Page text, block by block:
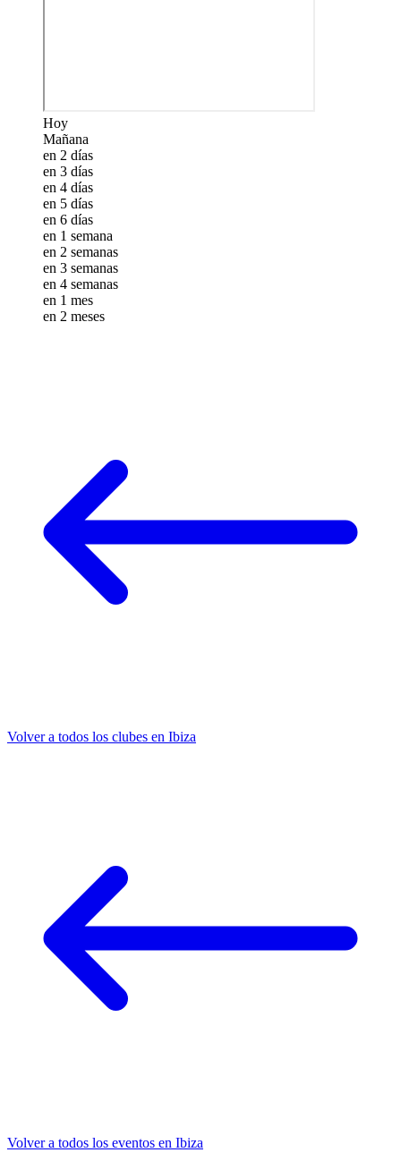
Hoy
Mañana
en 2 días
en 3 días
en 4 días
en 5 días
en 6 días
en 1 semana
en 2 semanas
en 3 semanas
en 4 semanas
en 1 mes
en 2 meses
Volver a todos los clubes en Ibiza
Volver a todos los eventos en Ibiza